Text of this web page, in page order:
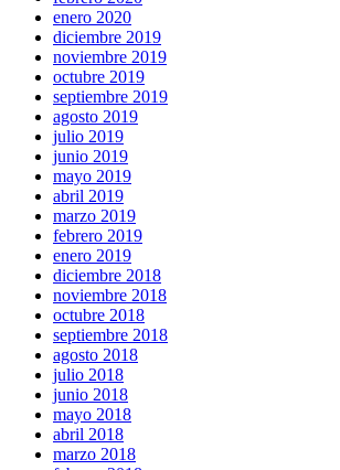
enero 2020
diciembre 2019
noviembre 2019
octubre 2019
septiembre 2019
agosto 2019
julio 2019
junio 2019
mayo 2019
abril 2019
marzo 2019
febrero 2019
enero 2019
diciembre 2018
noviembre 2018
octubre 2018
septiembre 2018
agosto 2018
julio 2018
junio 2018
mayo 2018
abril 2018
marzo 2018